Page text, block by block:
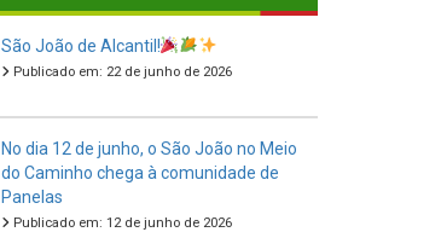
São João de Alcantil!
Publicado em: 22 de junho de 2026
No dia 12 de junho, o São João no Meio
do Caminho chega à comunidade de
Panelas
Publicado em: 12 de junho de 2026